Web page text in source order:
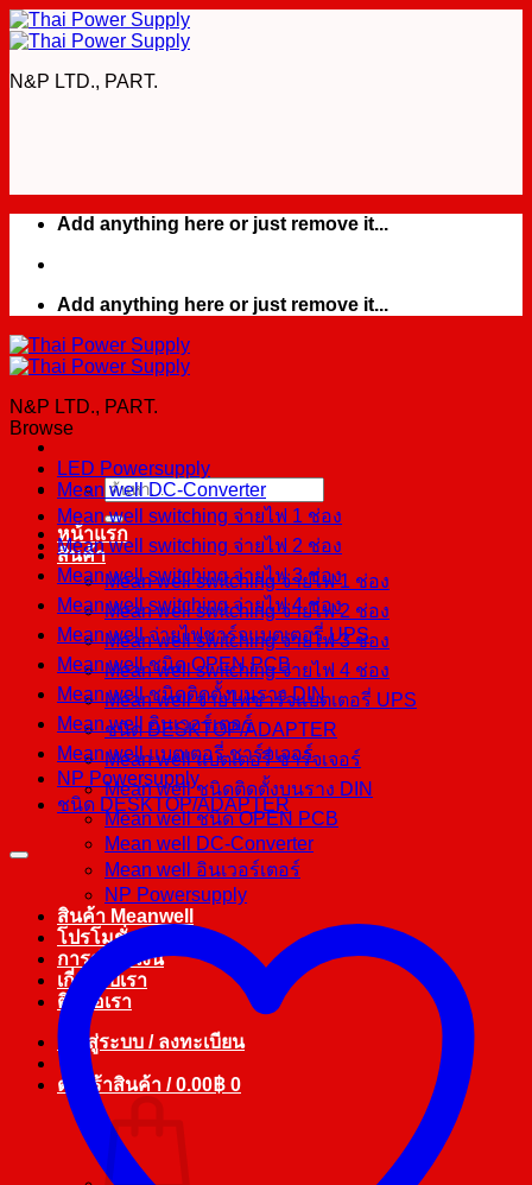
Skip
to
N&P LTD., PART.
Add anything here or just remove it...
Add anything here or just remove it...
N&P LTD., PART.
ค้นหา:
หน้าแรก
สินค้า
Mean well switching จ่ายไฟ 1 ช่อง
Mean well switching จ่ายไฟ 2 ช่อง
Mean well switching จ่ายไฟ 3 ช่อง
Mean well switching จ่ายไฟ 4 ช่อง
Mean well จ่ายไฟชาร์จแบตเตอรี่ UPS
ชนิด DESKTOP/ADAPTER
Mean well แบตเตอรี่ ชาร์จเจอร์
Mean well ชนิดติดตั้งบนราง DIN
Mean well ชนิด OPEN PCB
Mean well DC-Converter
Mean well อินเวอร์เตอร์
NP Powersupply
สินค้า Meanwell
โปรโมชั่น
การชำระเงิน
เกี่ยวกับเรา
ติดต่อเรา
เข้าสู่ระบบ / ลงทะเบียน
ตะกร้าสินค้า /0.00฿ 0
Browse
LED Powersupply
Mean well DC-Converter
Mean well switching จ่ายไฟ 1 ช่อง
Mean well switching จ่ายไฟ 2 ช่อง
Mean well switching จ่ายไฟ 3 ช่อง
Mean well switching จ่ายไฟ 4 ช่อง
Mean well จ่ายไฟชาร์จแบตเตอรี่ UPS
Mean well ชนิด OPEN PCB
Mean well ชนิดติดตั้งบนราง DIN
Mean well อินเวอร์เตอร์
Mean well แบตเตอรี่ ชาร์จเจอร์
NP Powersupply
ชนิด DESKTOP/ADAPTER